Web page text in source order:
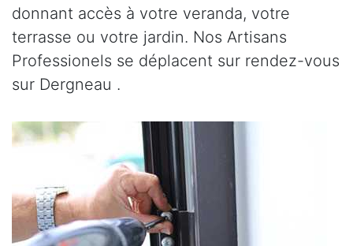
donnant accès à votre veranda, votre
terrasse ou votre jardin. Nos Artisans
Professionels se déplacent sur rendez-vous
sur Dergneau .